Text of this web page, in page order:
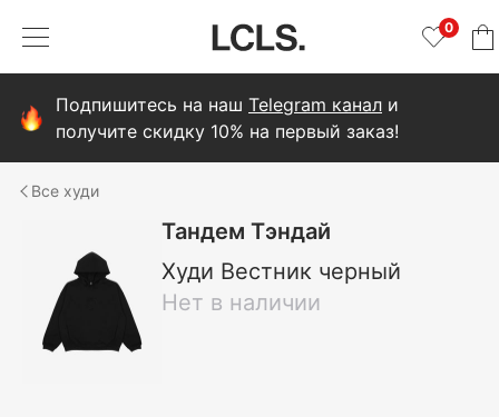
0
Подпишитесь на наш Telegram канал и
получите скидку 10% на первый заказ!
худи
Тандем Тэндай
Худи Вестник черный
Нет в наличии